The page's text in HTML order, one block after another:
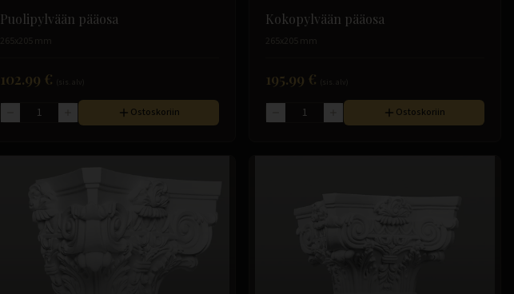
Puolipylvään pääosa
265x205 mm
102.99 €
Ostoskoriin
Kokopylvään pääosa
265x205 mm
195.99 €
Ostoskoriin